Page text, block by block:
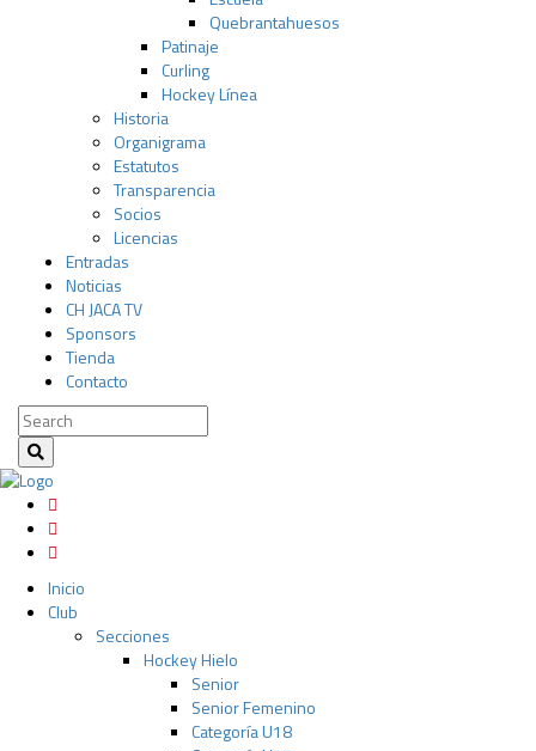
Quebrantahuesos
Patinaje
Curling
Hockey Línea
Historia
Organigrama
Estatutos
Transparencia
Socios
Licencias
Entradas
Noticias
CH JACA TV
Sponsors
Tienda
Contacto
Inicio
Club
Secciones
Hockey Hielo
Senior
Senior Femenino
Categoría U18